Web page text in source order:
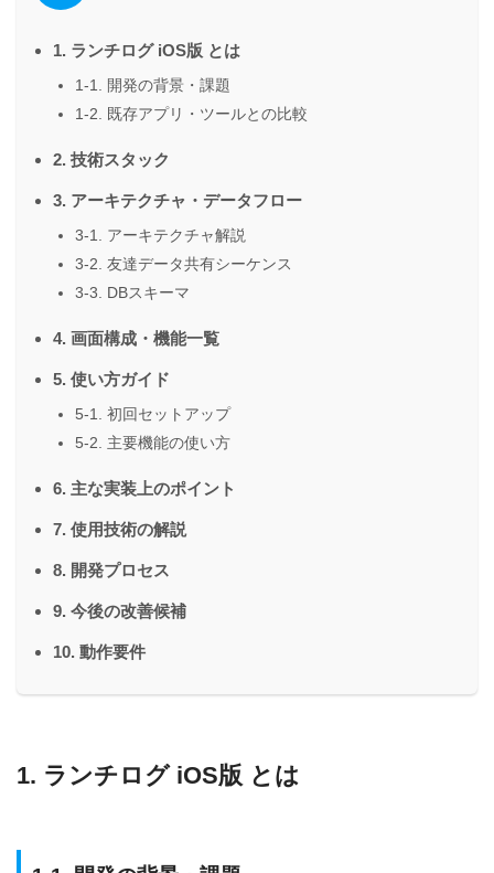
1. ランチログ iOS版 とは
1-1. 開発の背景・課題
1-2. 既存アプリ・ツールとの比較
2. 技術スタック
3. アーキテクチャ・データフロー
3-1. アーキテクチャ解説
3-2. 友達データ共有シーケンス
3-3. DBスキーマ
4. 画面構成・機能一覧
5. 使い方ガイド
5-1. 初回セットアップ
5-2. 主要機能の使い方
6. 主な実装上のポイント
7. 使用技術の解説
8. 開発プロセス
9. 今後の改善候補
10. 動作要件
1. ランチログ iOS版 とは